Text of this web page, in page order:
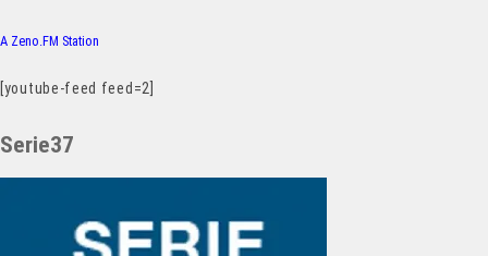
A Zeno.FM Station
[youtube-feed feed=2]
Serie37